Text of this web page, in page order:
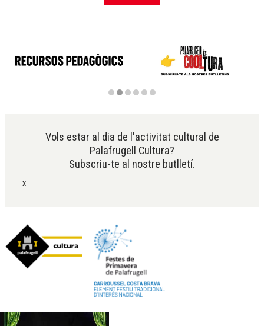
Vols estar al dia de l'activitat cultural de
Palafrugell Cultura?
Subscriu-te al nostre butlletí.
x